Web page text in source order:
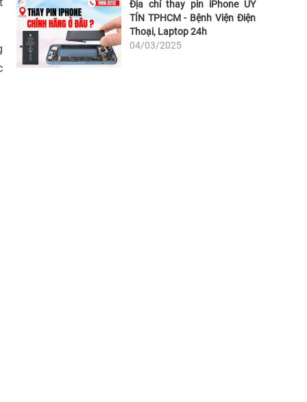
Địa chỉ thay pin iPhone UY
TÍN TPHCM - Bệnh Viện Điện
Thoại, Laptop 24h
04/03/2025